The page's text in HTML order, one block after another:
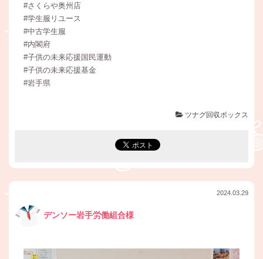
#さくらや奥州店
#学生服リユース
#中古学生服
#内閣府
#子供の未来応援国民運動
#子供の未来応援基金
#岩手県
ツナグ回収ボックス
2024.03.29
デンソー岩手労働組合様